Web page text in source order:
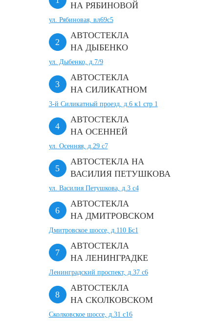
НА РЯБИНОВОЙ
ул. Рябиновая, вл69с5
АВТОСТЕКЛА
НА ДЫБЕНКО
ул. Дыбенко, д.7/9
АВТОСТЕКЛА
НА СИЛИКАТНОМ
3-й Силикатный проезд, д.6 к1 стр 1
АВТОСТЕКЛА
НА ОСЕННЕЙ
ул. Осенняя, д.29 с7
АВТОСТЕКЛА НА
ВАСИЛИЯ ПЕТУШКОВА
ул. Василия Петушкова, д.3 с4
АВТОСТЕКЛА
НА ДМИТРОВСКОМ
Дмитровское шоссе, д.110 Бс1
АВТОСТЕКЛА
НА ЛЕНИНГРАДКЕ
Ленинградский проспект, д.37 c6
АВТОСТЕКЛА
НА СКОЛКОВСКОМ
Сколковское шоссе, д.31 с16